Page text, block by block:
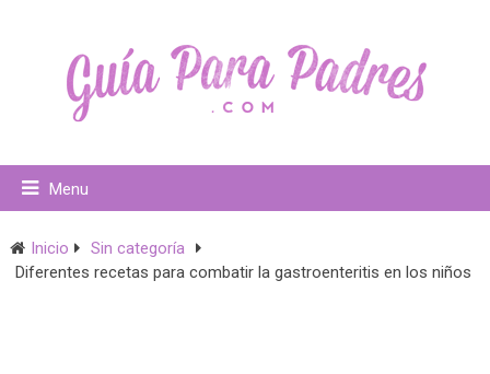
Menu
Inicio
Sin categoría
Diferentes recetas para combatir la gastroenteritis en los niños